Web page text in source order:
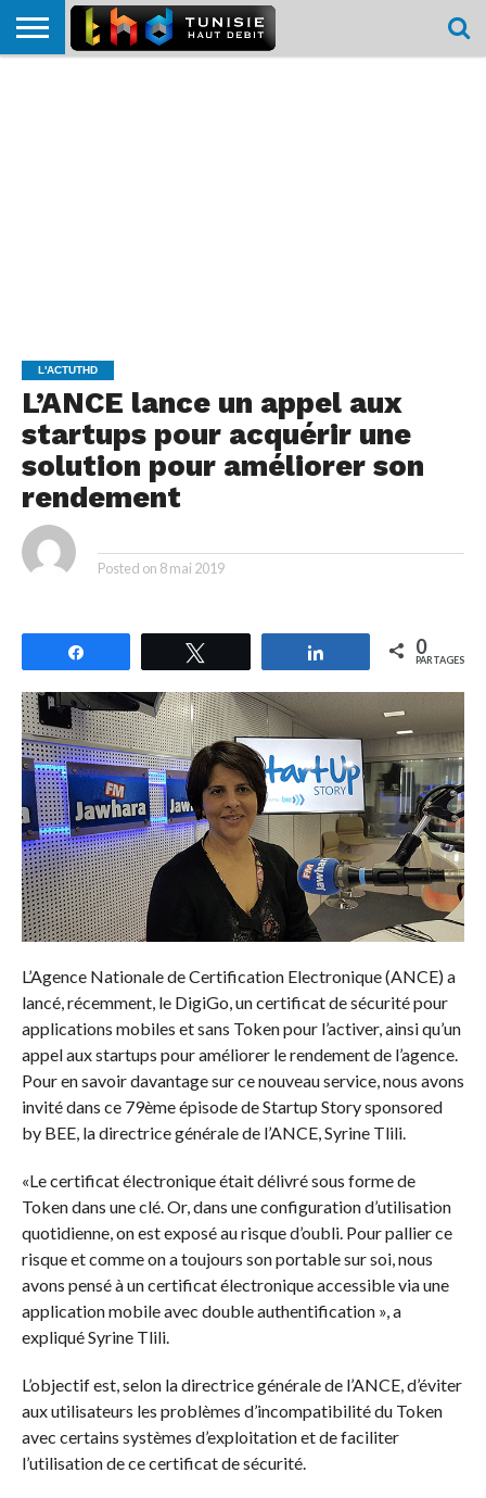
L'ACTUTHD
L’ANCE lance un appel aux
startups pour acquérir une
solution pour améliorer son
rendement
Posted on 8 mai 2019
Partagez 0
PARTAGES
L’Agence Nationale de Certification Electronique (ANCE) a
lancé, récemment, le DigiGo, un certificat de sécurité pour
applications mobiles et sans Token pour l’activer, ainsi qu’un
appel aux startups pour améliorer le rendement de l’agence.
Pour en savoir davantage sur ce nouveau service, nous avons
invité dans ce 79ème épisode de Startup Story sponsored
by BEE, la directrice générale de l’ANCE, Syrine Tlili.
«Le certificat électronique était délivré sous forme de
Token dans une clé. Or, dans une configuration d’utilisation
quotidienne, on est exposé au risque d’oubli. Pour pallier ce
risque et comme on a toujours son portable sur soi, nous
avons pensé à un certificat électronique accessible via une
application mobile avec double authentification », a
expliqué Syrine Tlili.
L’objectif est, selon la directrice générale de l’ANCE, d’éviter
aux utilisateurs les problèmes d’incompatibilité du Token
avec certains systèmes d’exploitation et de faciliter
l’utilisation de ce certificat de sécurité.